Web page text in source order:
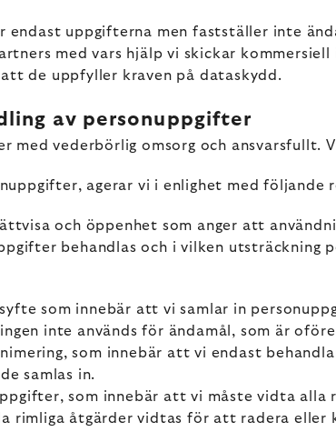
endast uppgifterna men fastställer inte
med vars hjälp vi skickar
de uppfyller kraven på dataskydd.
av personuppgifter
med vederbörlig omsorg och
agerar vi i enlighet med följande
och öppenhet som anger att
behandlas och i vilken
som innebär att vi samlar in
inte används för ändamål, som är
som innebär att vi endast
samlas in.
som innebär att vi måste vidta
rimliga åtgärder vidtas för att radera